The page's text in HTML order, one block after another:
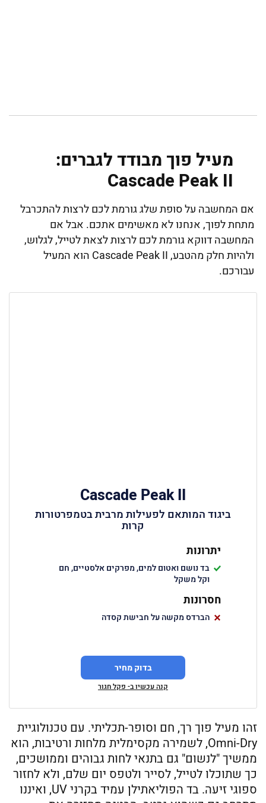
מעיל פוך מבודד לגברים:
Cascade Peak II
אם המחשבה על סופת שלג גורמת לכם לרצות להתכרבל
מתחת לפוך, אנחנו לא מאשימים אתכם. אבל אם
המחשבה דווקא גורמת לכם לרצות לצאת לטייל, לגלוש,
ולהיות חלק מהטבע, Cascade Peak II הוא המעיל
עבורכם.
Cascade Peak II
ביגוד המותאם לפעילות מרבית בטמפרטורות
קרות
יתרונות
בד נושם ואטום למים, מפרקים אלסטיים, חם
וקל משקל
חסרונות
הברדס מקשה על חבישת קסדה
בדוק מחיר
קנה עכשיו ב- פקל חגור
זהו מעיל פוך רך, חם וסופר-תכליתי. עם טכנולוגיית
Omni-Dry, לשמירה מקסימלית מלחות ורטיבות, הוא
ממשיך "לנשום" גם בתנאי לחות גבוהים וממושכים,
כך שתוכלו לטייל, לסייר ולטפס יום שלם, ולא לחזור
ספוגי זיעה. בד הפוליאתילן עמיד בקרני UV, ואיננו